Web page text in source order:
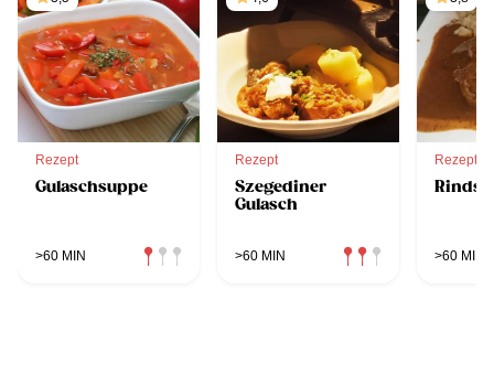
Rezept
Gulaschsuppe
>60 MIN
Rezept
Szegediner
Gulasch
>60 MIN
Rezept
>60 MIN